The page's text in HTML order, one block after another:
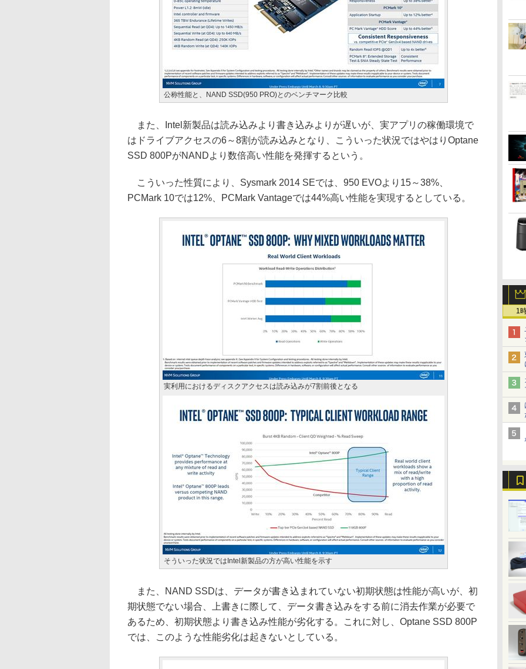
1
公称性能と、NAND SSD(950 PRO)とのベンチマーク比較
また、Intel新製品は読み込みより書き込みよりが遅いが、実アプリの稼働環境で
はドライブアクセスの6～8割が読み込みとなり、こういった状況ではやはりOptane
SSD 800PがNANDより数倍高い性能を発揮するという。
こういった性質により、Sysmark 2014 SEでは、950 EVOより15～38%、
PCMark 10では12%、PCMark Vantageでは44%高い性能を実現するとしている。
実利用におけるディスクアクセスは読み込みが7割前後となる
そういった状況ではIntel新製品の方が高い性能を示す
また、NAND SSDは、データが書き込まれていない初期状態は性能が高いが、初
期状態でない場合、上書きに際して、データ書き込みをする前に消去作業が必要で
あるため、初期状態より書き込み性能が劣化する。これに対し、Optane SSD 800P
では、このような性能劣化は起きないとしている。